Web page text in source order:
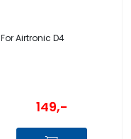
For Airtronic D4
149,-